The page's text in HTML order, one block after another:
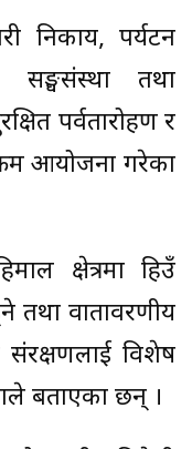
निकाय, पर्यटन
सङ्घसंस्था तथा
पर्वतारोहण र
आयोजना गरेका
क्षेत्रमा हिउँ
तथा वातावरणीय
विशेष
बताएका छन् ।